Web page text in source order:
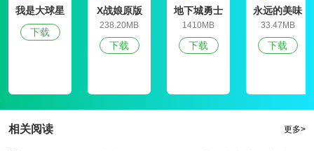
我是大球星
下载
X战娘原版
238.20MB
下载
地下城勇士
官网版
1410MB
下载
永远的美味
星球4破解版
33.47MB
下载
相关阅读 更多>